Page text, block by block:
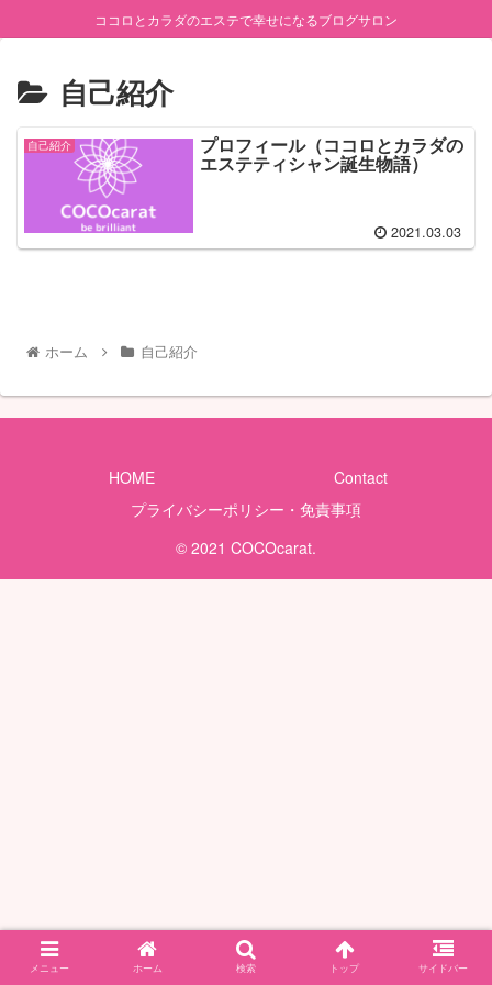
ココロとカラダのエステで幸せになるブログサロン
自己紹介
自己紹介 プロフィール（ココロとカラダの
エステティシャン誕生物語）
2021.03.03
ホーム 自己紹介
HOME
Contact
プライバシーポリシー・免責事項
© 2021 COCOcarat.
メニュー ホーム 検索 トップ サイドバー